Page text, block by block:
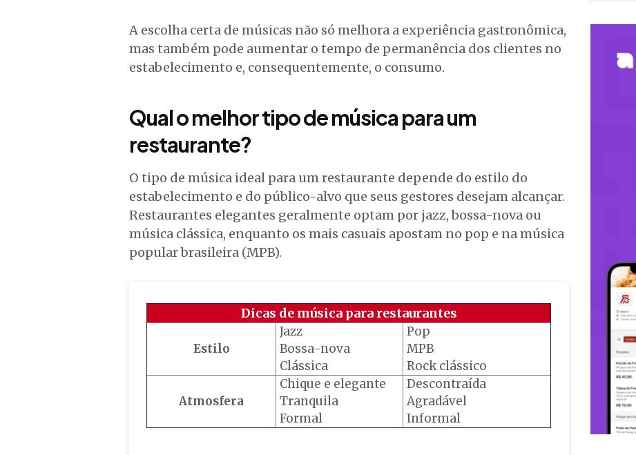
A escolha certa de músicas não só melhora a experiência gastronômica,
mas também pode aumentar o tempo de permanência dos clientes no
estabelecimento e, consequentemente, o consumo.
Qual o melhor tipo de música para um
restaurante?
O tipo de música ideal para um restaurante depende do estilo do
estabelecimento e do público-alvo que seus gestores desejam alcançar.
Restaurantes elegantes geralmente optam por jazz, bossa-nova ou
música clássica, enquanto os mais casuais apostam no pop e na música
popular brasileira (MPB).
Dicas de música para restaurantes
Estilo
Jazz
Bossa-nova
Clássica
Pop
MPB
Rock clássico
Atmosfera
Chique e elegante
Tranquila
Formal
Descontraída
Agradável
Informal